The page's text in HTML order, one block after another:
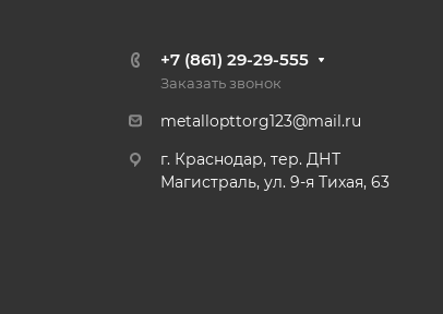
+7 (861) 29-29-555
Заказать звонок
metallopttorg123@mail.ru
г. Краснодар, тер. ДНТ
Магистраль, ул. 9-я Тихая, 63